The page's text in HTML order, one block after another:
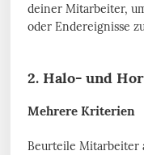
deiner Mitarbeiter,
oder Endereignisse
2. Halo- und
Mehrere Kriterien
Beurteile Mitarbeiter